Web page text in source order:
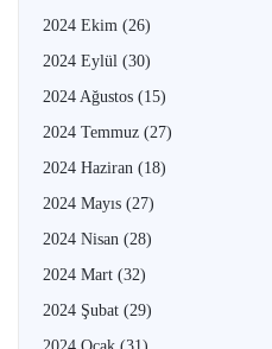
2024 Ekim (26)
2024 Eylül (30)
2024 Ağustos (15)
2024 Temmuz (27)
2024 Haziran (18)
2024 Mayıs (27)
2024 Nisan (28)
2024 Mart (32)
2024 Şubat (29)